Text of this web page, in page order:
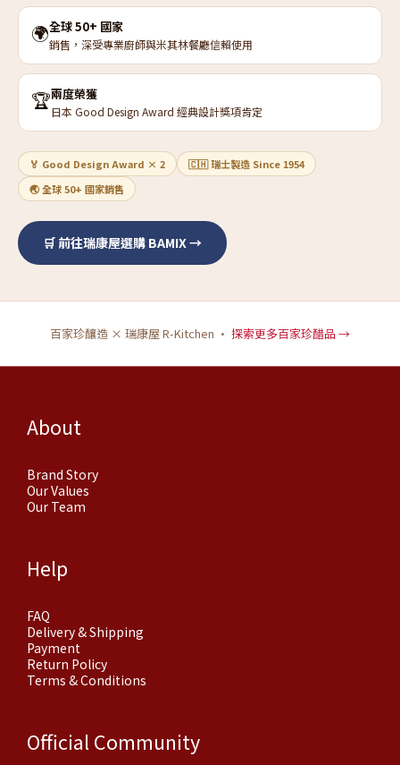
🌍全球 50+ 國家
銷售，深受專業廚師與米其林餐廳信賴使用
🏆兩度榮獲
日本 Good Design Award 經典設計獎項肯定
🏅 Good Design Award × 2
🇨🇭 瑞士製造 Since 1954
🌏 全球 50+ 國家銷售
🛒 前往瑞康屋選購 BAMIX →
百家珍釀造 × 瑞康屋 R-Kitchen · 探索更多百家珍醋品 →
About
Brand Story
Our Values
Our Team
Help
FAQ
Delivery & Shipping
Payment
Return Policy
Terms & Conditions
Official Community